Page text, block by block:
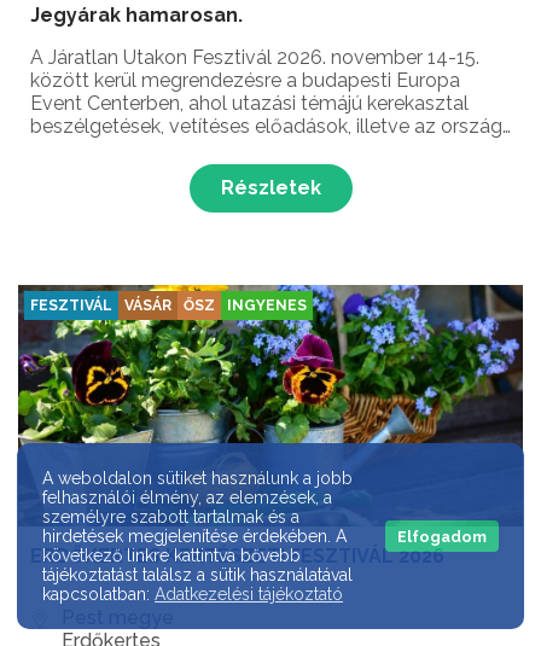
Jegyárak hamarosan.
A Járatlan Utakon Fesztivál 2026. november 14-15.
között kerül megrendezésre a budapesti Europa
Event Centerben, ahol utazási témájú kerekasztal
beszélgetések, vetítéses előadások, illetve az ország
extrém utazói várják a látogatókat Magyarország l...
Részletek
FESZTIVÁL VÁSÁR ŐSZ INGYENES
ERDŐKERTES KERTÉSZETI FESZTIVÁL 2026
Erdőkertes
A weboldalon sütiket használunk a jobb
felhasználói élmény, az elemzések, a
személyre szabott tartalmak és a
hirdetések megjelenítése érdekében. A
következő linkre kattintva bővebb
tájékoztatást találsz a sütik használatával
kapcsolatban: Adatkezelési tájékoztató
Elfogadom